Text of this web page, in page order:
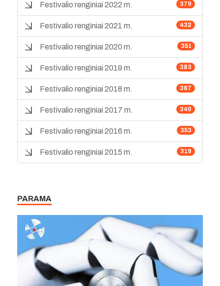
379
Festivalio renginiai 2022 m.
432
Festivalio renginiai 2021 m.
351
Festivalio renginiai 2020 m.
383
Festivalio renginiai 2019 m.
387
Festivalio renginiai 2018 m.
340
Festivalio renginiai 2017 m.
353
Festivalio renginiai 2016 m.
319
Festivalio renginiai 2015 m.
PARAMA